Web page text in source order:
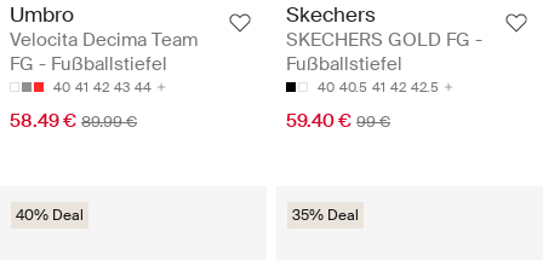
Umbro
Velocita Decima Team
FG - Fußballstiefel
40 41 42 43 44
58.49 € 89.99 €
Skechers
SKECHERS GOLD FG -
Fußballstiefel
40 40.5 41 42 42.5
59.40 € 99 €
40% Deal 35% Deal